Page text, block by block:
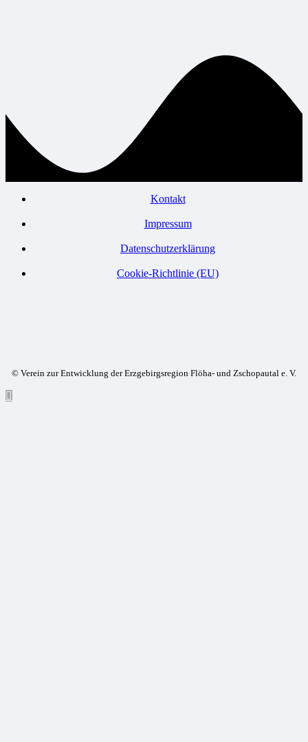
Kontakt
Impressum
Datenschutzerklärung
Cookie-Richtlinie (EU)
© Verein zur Entwicklung der Erzgebirgsregion Flöha- und Zschopautal e. V.